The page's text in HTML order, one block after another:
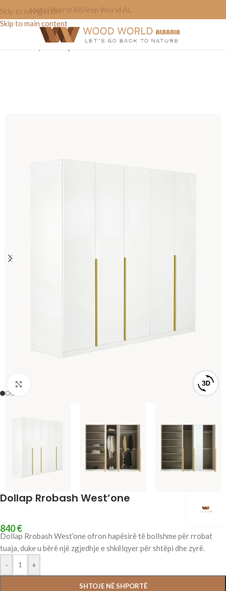
Skip to navigation
Skip to main content
Metal World AlSleep World AL
Dollap Rrobash West’one
840€
Dollap Rrobash West’one ofron hapësirë të bollshme për rrobat
tuaja, duke u bërë një zgjedhje e shkëlqyer për shtëpi dhe zyrë.
-
+
SHTOJE NË SHPORTË